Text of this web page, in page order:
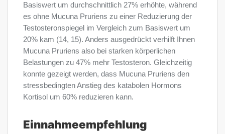
Basiswert um durchschnittlich 27% erhöhte, während
es ohne Mucuna Pruriens zu einer Reduzierung der
Testosteronspiegel im Vergleich zum Basiswert um
20% kam (14, 15). Anders ausgedrückt verhilft Ihnen
Mucuna Pruriens also bei starken körperlichen
Belastungen zu 47% mehr Testosteron. Gleichzeitig
konnte gezeigt werden, dass Mucuna Pruriens den
stressbedingten Anstieg des katabolen Hormons
Kortisol um 60% reduzieren kann.
Einnahmeempfehlung